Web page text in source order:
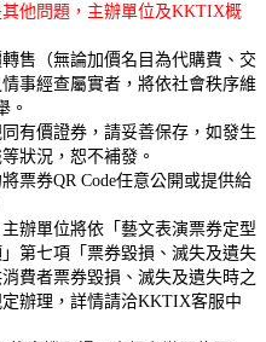
他問題，主辦單位及KKTIX概
售（無論加價名目為代購費、交
事經查屬實者，將依社會秩序維
。
有價證券，請妥善保存，如發生
狀況，恕不補發。
票券QR Code任意公開或提供給
辦單位將依「藝文表演票券定型
第七項「票券毀損、滅失及遺失
費者票券毀損、滅失及遺失時之
辦理，詳情請洽KKTIX客服中